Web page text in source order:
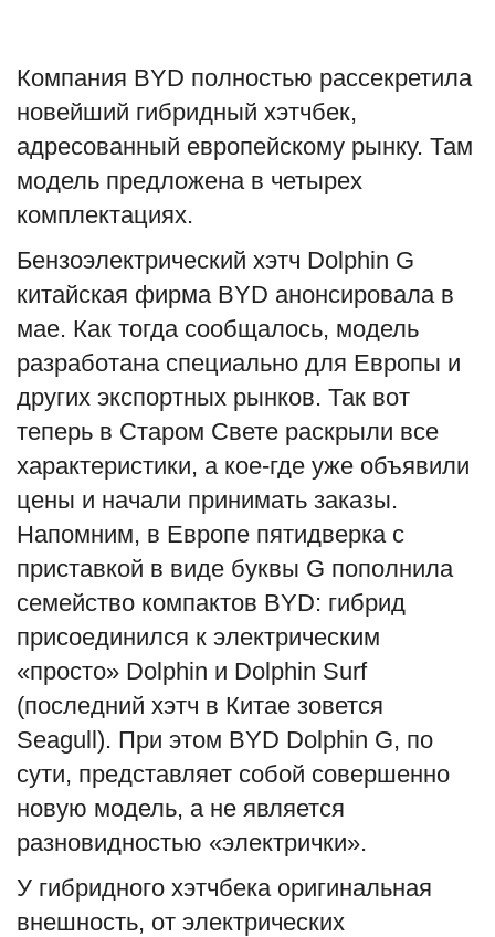
Шоу-бизнес
В мире
Россия
Язык
Компания BYD полностью рассекретила
новейший гибридный хэтчбек,
адресованный европейскому рынку. Там
модель предложена в четырех
комплектациях.
Бензоэлектрический хэтч Dolphin G
китайская фирма BYD анонсировала в
мае. Как тогда сообщалось, модель
разработана специально для Европы и
других экспортных рынков. Так вот
теперь в Старом Свете раскрыли все
характеристики, а кое-где уже объявили
цены и начали принимать заказы.
Напомним, в Европе пятидверка с
приставкой в виде буквы G пополнила
семейство компактов BYD: гибрид
присоединился к электрическим
«просто» Dolphin и Dolphin Surf
(последний хэтч в Китае зовется
Seagull). При этом BYD Dolphin G, по
сути, представляет собой совершенно
новую модель, а не является
разновидностью «электрички».
У гибридного хэтчбека оригинальная
внешность, от электрических